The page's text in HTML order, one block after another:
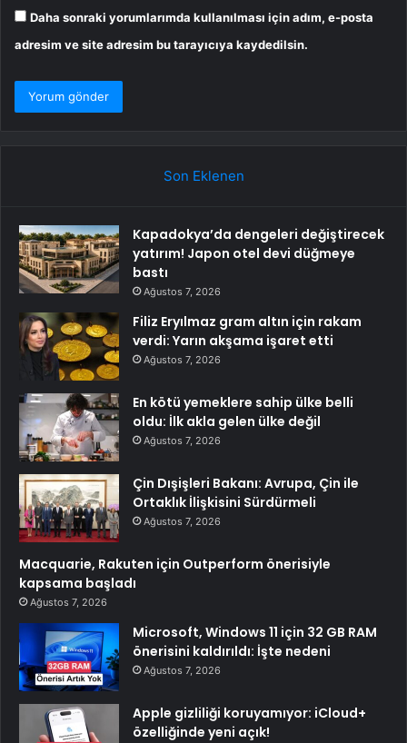
Daha sonraki yorumlarımda kullanılması için adım, e-posta
adresim ve site adresim bu tarayıcıya kaydedilsin.
Son Eklenen
Kapadokya’da dengeleri değiştirecek
yatırım! Japon otel devi düğmeye
bastı
Ağustos 7, 2026
Filiz Eryılmaz gram altın için rakam
verdi: Yarın akşama işaret etti
Ağustos 7, 2026
En kötü yemeklere sahip ülke belli
oldu: İlk akla gelen ülke değil
Ağustos 7, 2026
Çin Dışişleri Bakanı: Avrupa, Çin ile
Ortaklık İlişkisini Sürdürmeli
Ağustos 7, 2026
Macquarie, Rakuten için Outperform önerisiyle
kapsama başladı
Ağustos 7, 2026
Microsoft, Windows 11 için 32 GB RAM
önerisini kaldırıldı: İşte nedeni
Ağustos 7, 2026
Apple gizliliği koruyamıyor: iCloud+
özelliğinde yeni açık!